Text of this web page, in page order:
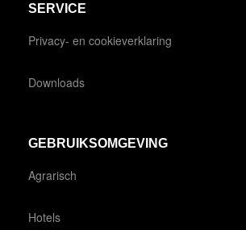
SERVICE
Privacy- en cookieverklaring
Downloads
GEBRUIKSOMGEVING
Agrarisch
Hotels